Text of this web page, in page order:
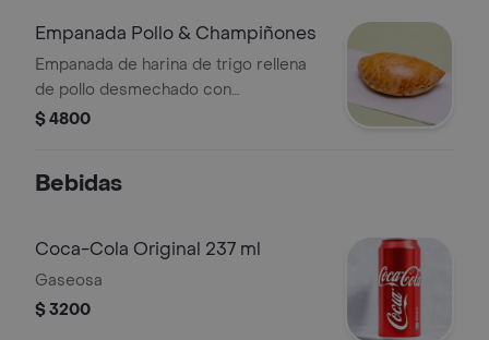
Empanada Pollo & Champiñones
Empanada de harina de trigo rellena
de pollo desmechado con
champiñones.
$ 4800
Bebidas
Coca-Cola Original 237 ml
Gaseosa
$ 3200